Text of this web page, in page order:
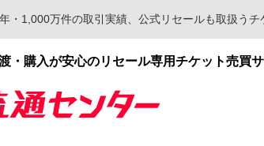
・1,000万件の取引実績、公式リセールも取扱う
・購入が安心のリセール専用チケット売買